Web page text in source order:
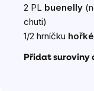
2 PL buenelly
chuti)
1/2 hrníčku
Přidat suroviny